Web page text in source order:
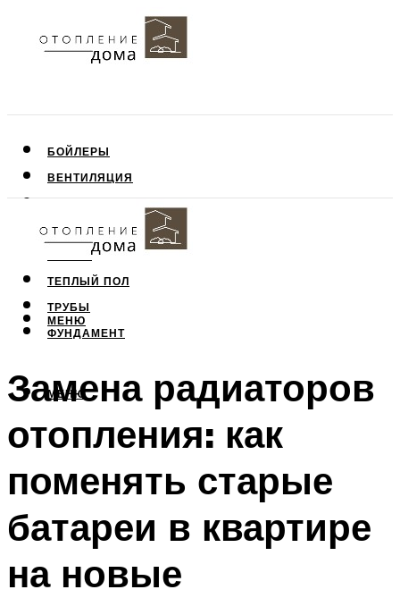
БОЙЛЕРЫ
ВЕНТИЛЯЦИЯ
ПОТОЛОК
СТЕНЫ
ТЕПЛЫЙ ПОЛ
ТРУБЫ
ФУНДАМЕНТ
МЕНЮ
МЕНЮ
Замена радиаторов
отопления: как
поменять старые
батареи в квартире
на новые